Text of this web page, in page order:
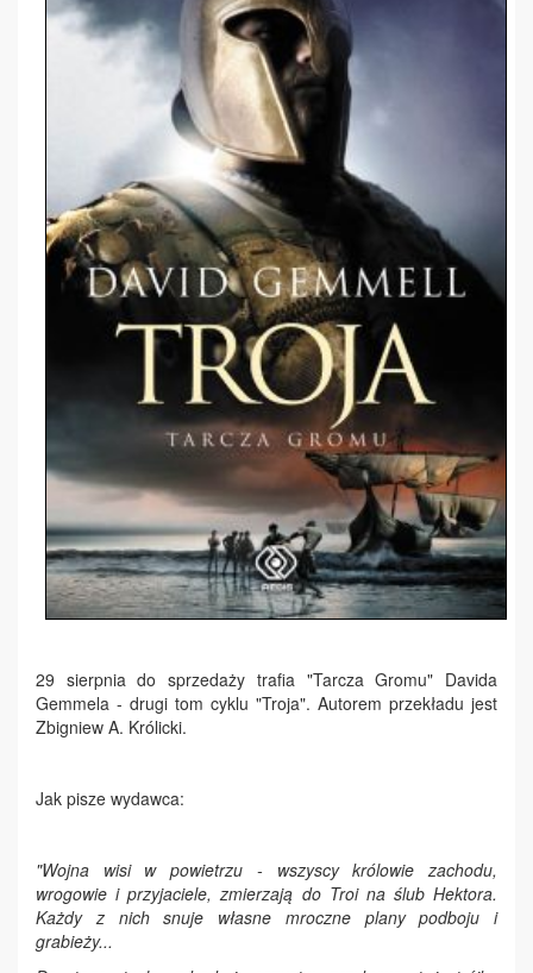
29 sierpnia do sprzedaży trafia "Tarcza Gromu" Davida
Gemmela - drugi tom cyklu "Troja". Autorem przekładu jest
Zbigniew A. Królicki.
Jak pisze wydawca:
"Wojna wisi w powietrzu - wszyscy królowie zachodu,
wrogowie i przyjaciele, zmierzają do Troi na ślub Hektora.
Każdy z nich snuje własne mroczne plany podboju i
grabieży...